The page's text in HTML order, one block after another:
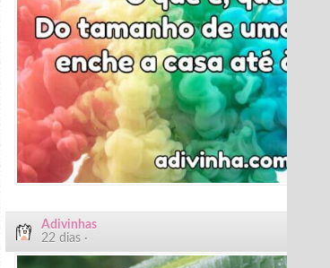
Adivinhas
22 dias ·